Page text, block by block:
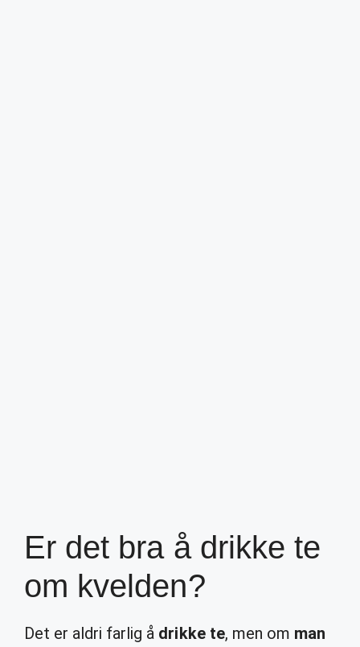
Er det bra å drikke te
om kvelden?
Det er aldri farlig å drikke te, men om man